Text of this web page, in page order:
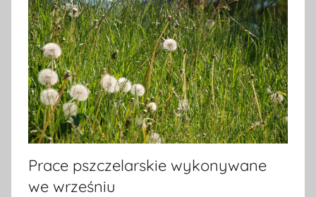
Prace pszczelarskie wykonywane
we wrześniu